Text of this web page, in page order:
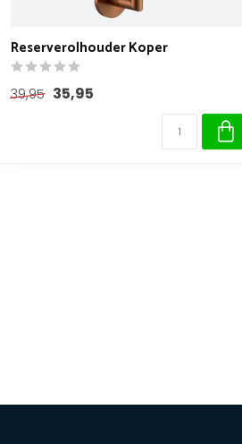
Reserverolhouder Koper
39,95 35,95